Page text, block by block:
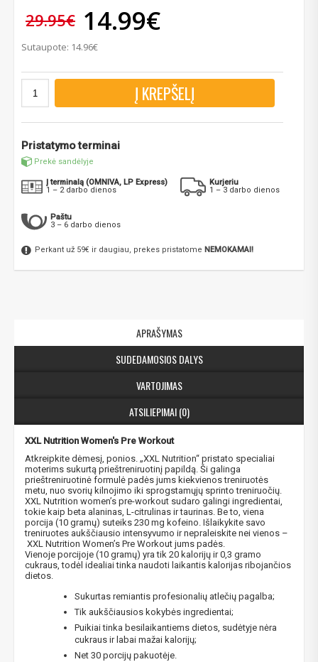
29.95€ 14.99€
Sutaupote: 14.96€
Į KREPŠELĮ
Pristatymo terminai
Prekė sandėlyje
Į terminalą (OMNIVA, LP Express)
1 – 2 darbo dienos
Kurjeriu
1 – 3 darbo dienos
Paštu
3 – 6 darbo dienos
Perkant už 59€ ir daugiau, prekes pristatome NEMOKAMAI!
APRAŠYMAS
SUDEDAMOSIOS DALYS
VARTOJIMAS
ATSILIEPIMAI (0)
XXL Nutrition Women's Pre Workout
Atkreipkite dėmesį, ponios. „XXL Nutrition“ pristato specialiai
moterims sukurtą prieštreniruotinį papildą. Ši galinga
prieštreniruotinė formulė padės jums kiekvienos treniruotės
metu, nuo svorių kilnojimo iki sprogstamųjų sprinto treniruočių.
XXL Nutrition women’s pre-workout sudaro galingi ingredientai,
tokie kaip beta alaninas, L-citrulinas ir taurinas. Be to, viena
porcija (10 gramų) suteiks 230 mg kofeino. Išlaikykite savo
treniruotes aukščiausio intensyvumo ir nepraleiskite nei vienos –
XXL Nutrition Women’s Pre Workout jums padės.
Vienoje porcijoje (10 gramų) yra tik 20 kalorijų ir 0,3 gramo
cukraus, todėl idealiai tinka naudoti laikantis kalorijas ribojančios
dietos.
Sukurtas remiantis profesionalių atlečių pagalba;
Tik aukščiausios kokybės ingredientai;
Puikiai tinka besilaikantiems dietos, sudėtyje nėra
cukraus ir labai mažai kalorijų;
Net 30 porcijų pakuotėje.